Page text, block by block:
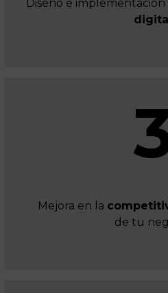
Diseño e
digital
Mejora en la
de tu